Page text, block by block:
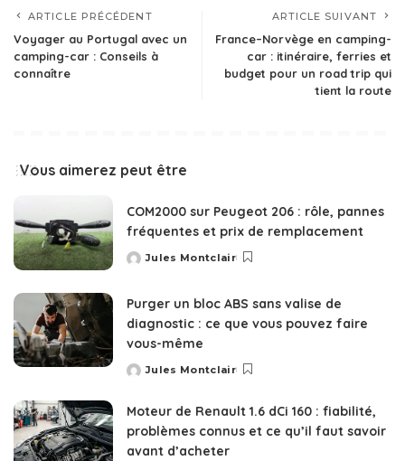
ARTICLE PRÉCÉDENT
Voyager au Portugal avec un
camping-car : Conseils à
connaître
ARTICLE SUIVANT
France–Norvège en camping-
car : itinéraire, ferries et
budget pour un road trip qui
tient la route
Vous aimerez peut être
COM2000 sur Peugeot 206 : rôle, pannes
fréquentes et prix de remplacement
Posted
Jules Montclair
Purger un bloc ABS sans valise de
diagnostic : ce que vous pouvez faire
vous-même
Posted
Jules Montclair
Moteur de Renault 1.6 dCi 160 : fiabilité,
problèmes connus et ce qu’il faut savoir
avant d’acheter